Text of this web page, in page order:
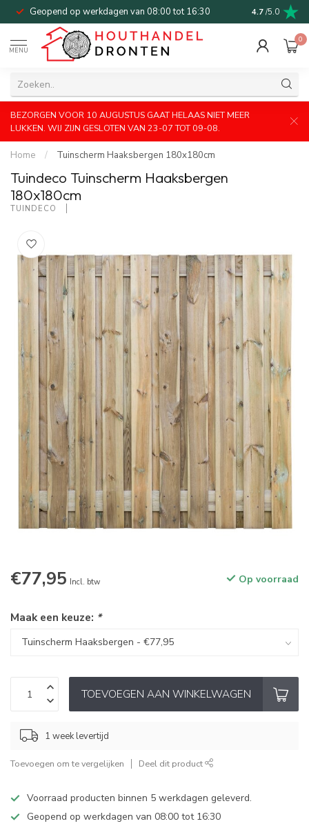
Geopend op werkdagen van 08:00 tot 16:30 Bel of mail
4.7 /5.0
MENU
0
BEZORGEN VOOR 10 AUGUSTUS GAAT HELAAS NIET MEER
LUKKEN. WIJ ZIJN GESLOTEN VAN 23-07 TOT 09-08.
Home / Tuinscherm Haaksbergen 180x180cm
Tuindeco Tuinscherm Haaksbergen
180x180cm
TUINDECO
€77,95 Incl. btw Op voorraad
Maak een keuze: *
TOEVOEGEN AAN WINKELWAGEN
1 week levertijd
Toevoegen om te vergelijken Deel dit product
Voorraad producten binnen 5 werkdagen geleverd.
Geopend op werkdagen van 08:00 tot 16:30